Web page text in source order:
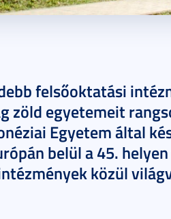
felsőoktatási
zöld egyetemeit
Egyetem által
belül a 45.
közül